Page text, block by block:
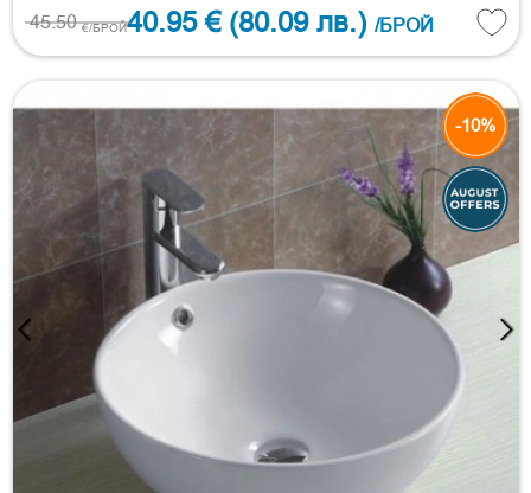
45.50€/БРОЙ40.95 € (80.09 лв.) /БРОЙ
-10%